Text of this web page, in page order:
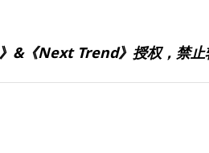
&《Next Trend》授权，禁止